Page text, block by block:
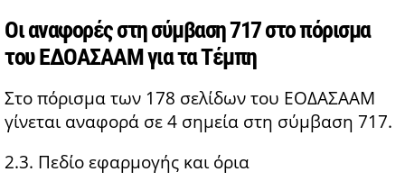
Οι αναφορές στη σύμβαση 717 στο πόρισμα
του ΕΔΟΑΣΑΑΜ για τα Τέμπη
Στο πόρισμα των 178 σελίδων του ΕΟΔΑΣΑΑΜ
γίνεται αναφορά σε 4 σημεία στη σύμβαση 717.
2.3. Πεδίο εφαρμογής και όρια